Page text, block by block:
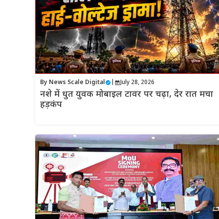
By News Scale Digital July 28, 2026
नशे में धुत युवक मोबाइल टावर पर चढ़ा, देर रात मचा
हड़कंप